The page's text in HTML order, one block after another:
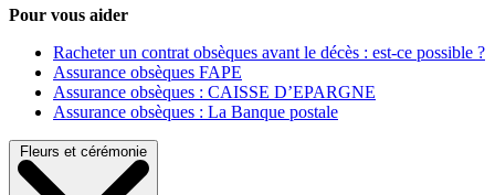
Pour vous aider
Racheter un contrat obsèques avant le décès : est-ce possible ?
Assurance obsèques FAPE
Assurance obsèques : CAISSE D’EPARGNE
Assurance obsèques : La Banque postale
Fleurs et cérémonie